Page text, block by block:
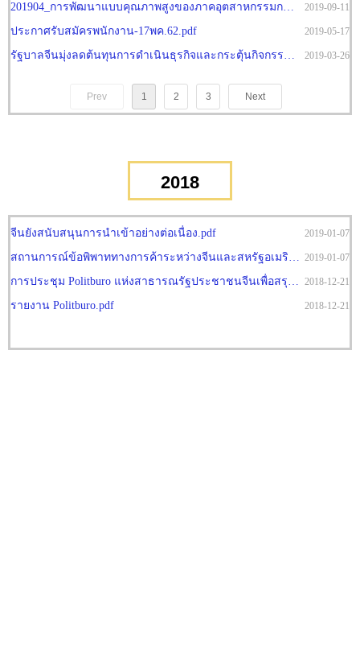
2019-09-11
201904_การพัฒนาแบบคุณภาพสูงของภาคอุตสาหกรรมการผลิตจีน.pdf
2019-05-17
ประกาศรับสมัครพนักงาน-17พค.62.pdf
2019-03-26
รัฐบาลจีนมุ่งลดต้นทุนการดำเนินธุรกิจและกระตุ้นกิจกรรมทางเศรษฐกิจในปี 2562.pdf
Prev 1 2 3 Next
2018
2019-01-07
จีนยังสนับสนุนการนำเข้าอย่างต่อเนื่อง.pdf
2019-01-07
สถานการณ์ข้อพิพาททางการค้าระหว่างจีนและสหรัฐอเมริกาหลังการประชุม G20.pdf
2018-12-21
การประชุม Politburo แห่งสาธารณรัฐประชาชนจีนเพื่อสรุปแนวทางนโยบายเศรษฐกิจในปี 2562.pdf
2018-12-21
รายงาน Politburo.pdf